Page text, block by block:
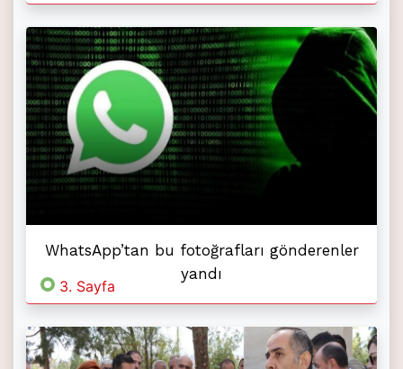
WhatsApp’tan bu fotoğrafları gönderenler
yandı
3. Sayfa